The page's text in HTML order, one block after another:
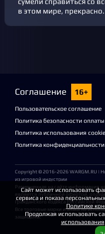
в этом мире,
Соглашение 16+
Пользовательское соглашение
Политика безопасности оплаты
Политика использования cookie
Политика конфиденциальности
Copyright © 2016-2026 WARGM.RU |
из игровой индустрии
Размещенная на сайте информация
является публичной офертой,
Гражданского кодекса Российской
Все торговые марки и знаки не
защищены.
Сайт может использовать
сервиса и показа
Политике
Продолжая использовать
использования